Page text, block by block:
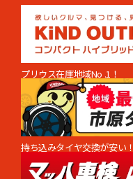
プリウス在庫地域No .1！
持ち込みタイヤ交換が安い！